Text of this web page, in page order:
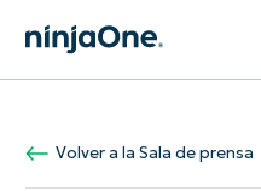
Volver a la Sala de prensa